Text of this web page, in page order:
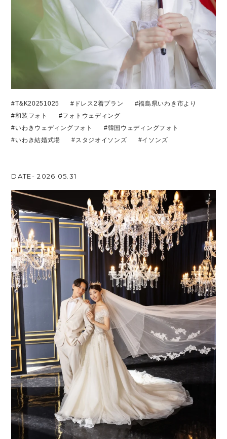
#T&K20251025 #ドレス2着プラン
#福島県いわき市より
#和装フォト
#フォトウェディング
#いわきウェディングフォト
#韓国ウェディングフォト
#いわき結婚式場
#スタジオイソンズ #イソンズ
DATE- 2026.05.31